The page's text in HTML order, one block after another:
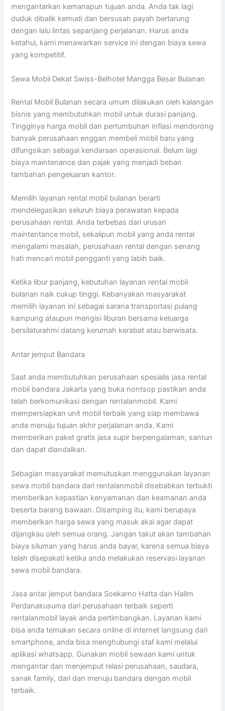
mengantarkan kemanapun tujuan anda. Anda tak lagi
duduk dibalik kemudi dan bersusah payah bertarung
dengan lalu lintas sepanjang perjalanan. Harus anda
ketahui, kami menawarkan service ini dengan biaya sewa
yang kompetitif.
Sewa Mobil Dekat Swiss-Belhotel Mangga Besar Bulanan
Rental Mobil Bulanan secara umum dilakukan oleh kalangan
bisnis yang membutuhkan mobil untuk durasi panjang.
Tingginya harga mobil dan pertumbuhan inflasi mendorong
banyak perusahaan enggan membeli mobil baru yang
difungsikan sebagai kendaraan operasional. Belum lagi
biaya maintenance dan pajak yang menjadi beban
tambahan pengeluaran kantor.
Memilih layanan rental mobil bulanan berarti
mendelegasikan seluruh biaya perawatan kepada
perusahaan rental. Anda terbebas dari urusan
maintentance mobil, sekalipun mobil yang anda rental
mengalami masalah, perusahaan rental dengan senang
hati mencari mobil pengganti yang labih baik.
Ketika libur panjang, kebutuhan layanan rental mobil
bulanan naik cukup tinggi. Kebanyakan masyarakat
memilih layanan ini sebagai sarana transportasi pulang
kampung ataupun mengisi liburan bersama keluarga
bersilaturahmi datang kerumah kerabat atau berwisata.
Antar jemput Bandara
Saat anda membutuhkan perusahaan spesialis jasa rental
mobil bandara Jakarta yang buka nontsop pastikan anda
telah berkomunikasi dengan rentalanmobil. Kami
mempersiapkan unit mobil terbaik yang siap membawa
anda menuju tujuan akhir perjalanan anda. Kami
memberikan paket gratis jasa supir berpengalaman, santun
dan dapat diandalkan.
Sebagian masyarakat memutuskan menggunakan layanan
sewa mobil bandara dari rentalanmobil disebabkan terbukti
memberikan kepastian kenyamanan dan keamanan anda
beserta barang bawaan. Disamping itu, kami berupaya
memberikan harga sewa yang masuk akal agar dapat
dijangkau oleh semua orang. Jangan takut akan tambahan
biaya siluman yang harus anda bayar, karena semua biaya
telah disepakati ketika anda melakukan reservasi layanan
sewa mobil bandara.
Jasa antar jemput bandara Soekarno Hatta dan Halim
Perdanakusuma dari perusahaan terbaik seperti
rentalanmobil layak anda pertimbangkan. Layanan kami
bisa anda temukan secara online di internet langsung dari
smartphone, anda bisa menghubungi staf kami melalui
aplikasi whatsapp. Gunakan mobil sewaan kami untuk
mengantar dan menjemput relasi perusahaan, saudara,
sanak family, dari dan menuju bandara dengan mobil
terbaik.